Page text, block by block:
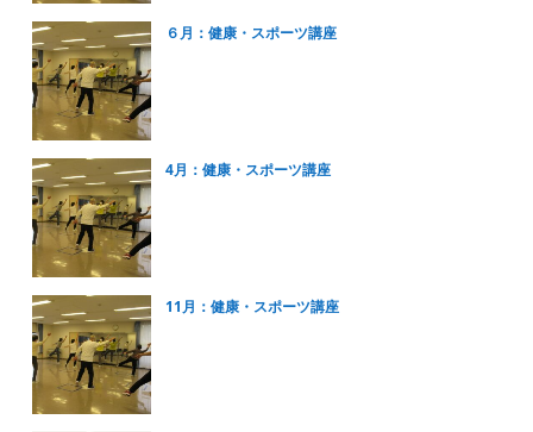
６月：健康・スポーツ講座
4月：健康・スポーツ講座
11月：健康・スポーツ講座